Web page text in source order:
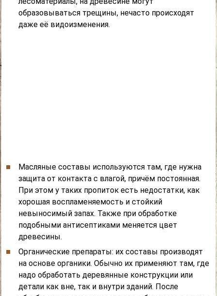
образовываться трещины, нечасто происходят
даже её видоизменения.
Масляные составы используются там, где нужна
защита от контакта с влагой, причём постоянная.
При этом у таких пропиток есть недостатки, как
хорошая воспламеняемость и стойкий
невыносимый запах. Также при обработке
подобными антисептиками меняется цвет
древесины.
Органические препараты: их составы производят
на основе органики. Обычно их применяют там, где
надо обработать деревянные конструкции или
детали как вне, так и внутри зданий. После